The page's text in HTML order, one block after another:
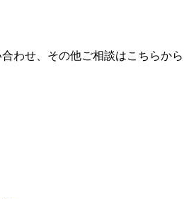
わせ、その他ご相談はこちらから